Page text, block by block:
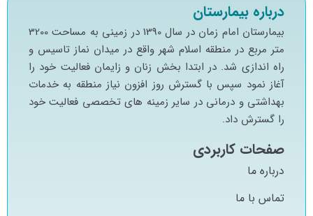
درباره بیمارستان
بيمارستان امام زمان در سال 1390 در زميني به مساحت 3200
متر مربع در منطقه اسلام شهر واقع در ميدان نماز تاسيس و
راه اندازي شد. در ابتدا بخش زنان و زايمان فعاليت خود را
آغاز نمود سپس با گسترش روز افزون نياز منطقه به خدمات
بهداشتي و درماني در ساير زمينه هاي تخصصي فعاليت خود
را گسترش داد.
صفحات کاربردی
درباره ما
تماس با ما